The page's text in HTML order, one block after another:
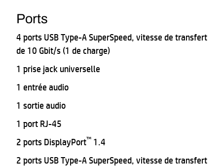
Ports
4 ports USB Type-A SuperSpeed, vitesse de transfert
de 10 Gbit/s (1 de charge)
1 prise jack universelle
1 entrée audio
1 sortie audio
1 port RJ-45
2 ports DisplayPort™ 1.4
2 ports USB Type-A SuperSpeed, vitesse de transfert